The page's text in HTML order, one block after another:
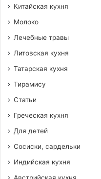
Китайская кухня
Молоко
Лечебные травы
Литовская кухня
Татарская кухня
Тирамису
Статьи
Греческая кухня
Для детей
Сосиски, сардельки
Индийская кухня